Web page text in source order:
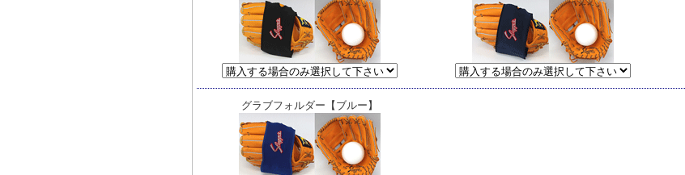
グラブフォルダー【ブルー】